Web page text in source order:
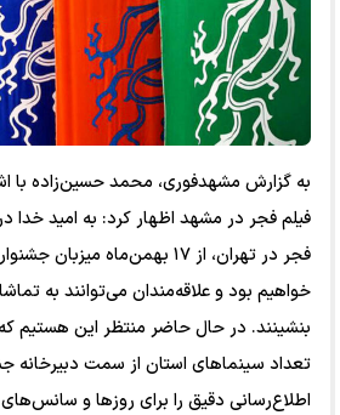
به گزارش مشهدفوری، محمد حسین‌زاده با
فیلم فجر در مشهد اظهار کرد: به امید خدا
فجر در تهران، از ۱۷ بهمن‌ماه
خواهیم بود و علاقه‌مندان می‌توانند به
بنشینند. در حال حاضر منتظر این هستیم
تعداد سینماهای استان از سمت
اطلاع‌رسانی دقیق را برای روزها و